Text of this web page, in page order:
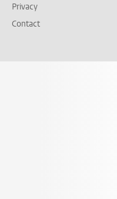
Privacy
Contact